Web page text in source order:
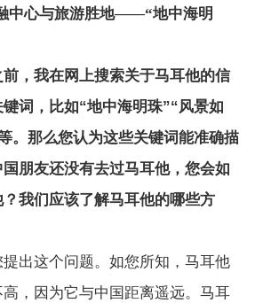
中心与旅游胜地——“地中海明
，我在网上搜索关于马耳他的信
词，比如“地中海明珠”“风景如
。那么您认为这些关键词能准确描
朋友还没有去过马耳他，您会如
我们应该了解马耳他的哪些方
提出这个问题。如您所知，马耳他
，因为它与中国距离遥远。马耳